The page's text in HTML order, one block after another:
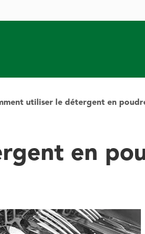
utiliser le détergent en
en